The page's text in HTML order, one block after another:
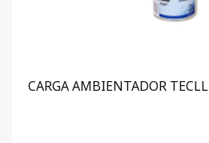
CARGA AMBIENTADOR TECLL